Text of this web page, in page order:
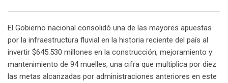
El Gobierno nacional consolidó una de las mayores apuestas
por la infraestructura fluvial en la historia reciente del país al
invertir $645.530 millones en la construcción, mejoramiento y
mantenimiento de 94 muelles, una cifra que multiplica por diez
las metas alcanzadas por administraciones anteriores en este